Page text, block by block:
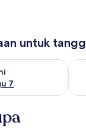
untuk
7
malam ini Agu